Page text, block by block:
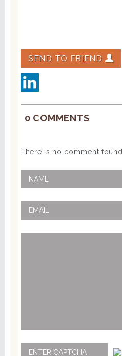
SEND TO FRIEND
0 COMMENTS
There is no comment found.